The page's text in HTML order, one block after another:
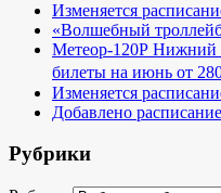
Изменяется
«Волшебный
Метеор-120Р Нижний
билеты на июнь от
Изменяется
Добавлено
Рубрики